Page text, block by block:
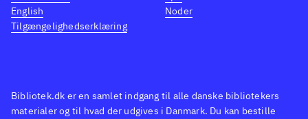
Bibliotek.dk er en samlet indgang til alle danske bibliotekers
materialer og til hvad der udgives i Danmark. Du kan bestille
English
Tilgængelighedserklæring
Noder